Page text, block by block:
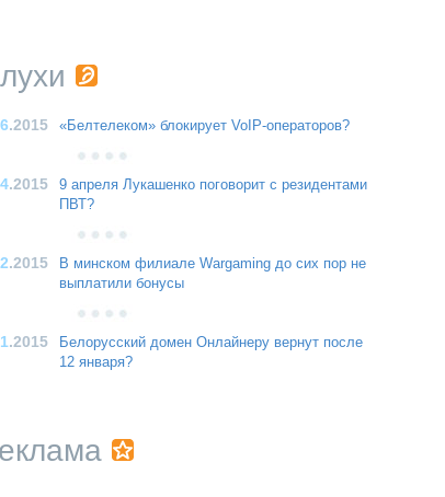
.2015 «Белтелеком» блокирует VoIP-операторов?
.2015
9 апреля Лукашенко поговорит с резидентами
ПВТ?
.2015
В минском филиале Wargaming до сих пор не
выплатили бонусы
.2015
Белорусский домен Онлайнеру вернут после
12 января?